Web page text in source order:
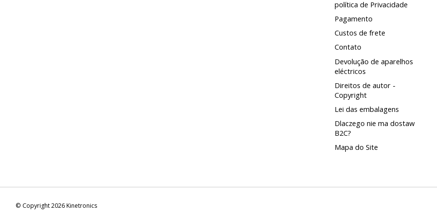
política de Privacidade
Pagamento
Custos de frete
Contato
Devolução de aparelhos
eléctricos
Direitos de autor -
Copyright
Lei das embalagens
Dlaczego nie ma dostaw
B2C?
Mapa do Site
© Copyright 2026 Kinetronics